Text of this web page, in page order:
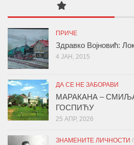
ПРИЧЕ
Здравко Војновић:
4 ЈАН, 2015
ДА СЕ НЕ ЗАБОРАВИ
МАРАКАНА –
ГОСПИЋУ
25 АПР, 2026
ЗНАМЕНИТЕ ЛИЧНОСТИ /